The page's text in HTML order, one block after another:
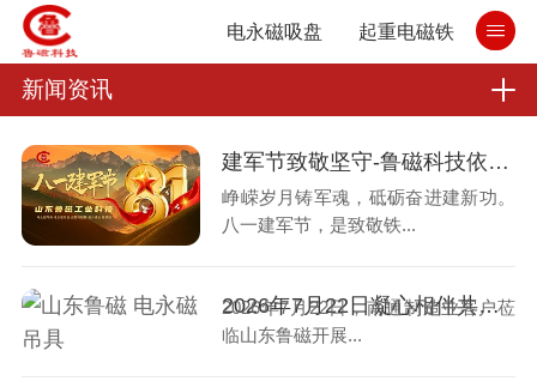
电永磁吸盘 起重电磁铁
新闻资讯
建军节致敬坚守-鲁磁科技依托起重电永磁吊具硬核实力，致敬坚守聚力实业强国
峥嵘岁月铸军魂，砥砺奋进建新功。
八一建军节，是致敬铁...
2026年7月22日凝心相伴共致远！山东鲁磁接待南通客户
2026年7月22日，南通制造业客户莅
临山东鲁磁开展...